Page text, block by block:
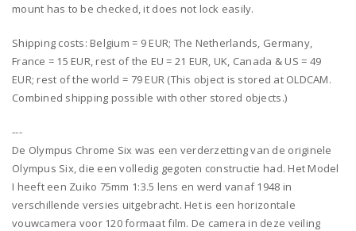
mount has to be checked, it does not lock easily.
Shipping costs: Belgium = 9 EUR; The Netherlands, Germany,
France = 15 EUR, rest of the EU = 21 EUR, UK, Canada & US = 49
EUR; rest of the world = 79 EUR (This object is stored at OLDCAM.
Combined shipping possible with other stored objects.)
---
De Olympus Chrome Six was een verderzetting van de originele
Olympus Six, die een volledig gegoten constructie had. Het Model
I heeft een Zuiko 75mm 1:3.5 lens en werd vanaf 1948 in
verschillende versies uitgebracht. Het is een horizontale
vouwcamera voor 120 formaat film. De camera in deze veiling